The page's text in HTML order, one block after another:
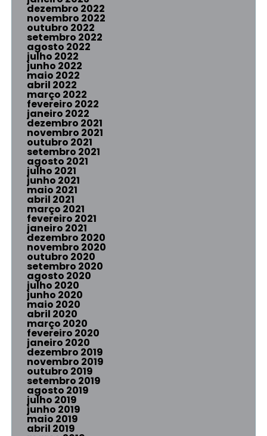
dezembro 2022
novembro 2022
outubro 2022
setembro 2022
agosto 2022
julho 2022
junho 2022
maio 2022
abril 2022
março 2022
fevereiro 2022
janeiro 2022
dezembro 2021
novembro 2021
outubro 2021
setembro 2021
agosto 2021
julho 2021
junho 2021
maio 2021
abril 2021
março 2021
fevereiro 2021
janeiro 2021
dezembro 2020
novembro 2020
outubro 2020
setembro 2020
agosto 2020
julho 2020
junho 2020
maio 2020
abril 2020
março 2020
fevereiro 2020
janeiro 2020
dezembro 2019
novembro 2019
outubro 2019
setembro 2019
agosto 2019
julho 2019
junho 2019
maio 2019
abril 2019